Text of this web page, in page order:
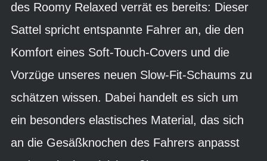
des Roomy Relaxed verrät es bereits: Dieser
Sattel spricht entspannte Fahrer an, die den
Komfort eines Soft-Touch-Covers und die
Vorzüge unseres neuen Slow-Fit-Schaums zu
schätzen wissen. Dabei handelt es sich um
ein besonders elastisches Material, das sich
an die Gesäßknochen des Fahrers anpasst